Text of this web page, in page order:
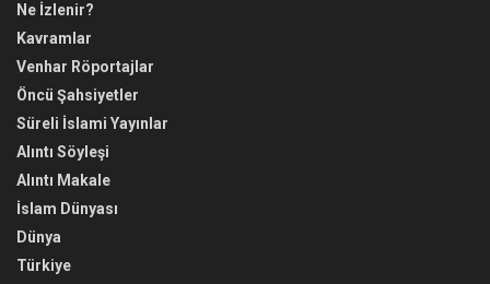
Ne İzlenir?
Kavramlar
Venhar Röportajlar
Öncü Şahsiyetler
Süreli İslami Yayınlar
Alıntı Söyleşi
Alıntı Makale
İslam Dünyası
Dünya
Türkiye